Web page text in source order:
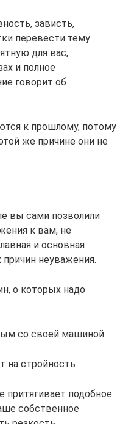
зависть,
перевести тему
для вас,
и полное
говорит об
к прошлому, потому
же причине они не
вы сами позволили
к вам, не
и основная
неуважения.
о которых надо
со своей машиной
на стройность
подобное.
собственное